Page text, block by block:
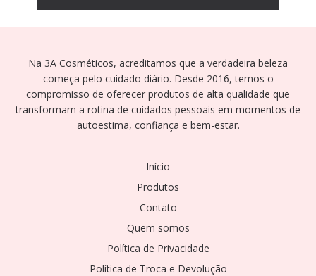
Na 3A Cosméticos, acreditamos que a verdadeira beleza
começa pelo cuidado diário. Desde 2016, temos o
compromisso de oferecer produtos de alta qualidade que
transformam a rotina de cuidados pessoais em momentos de
autoestima, confiança e bem-estar.
Início
Produtos
Contato
Quem somos
Política de Privacidade
Política de Troca e Devolução